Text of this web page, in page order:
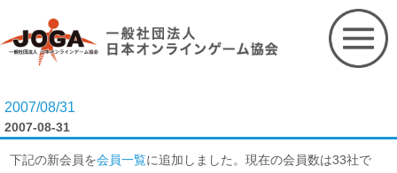
content
2007/08/31
2007-08-31
下記の新会員を会員一覧に追加しました。現在の会員数は33社で